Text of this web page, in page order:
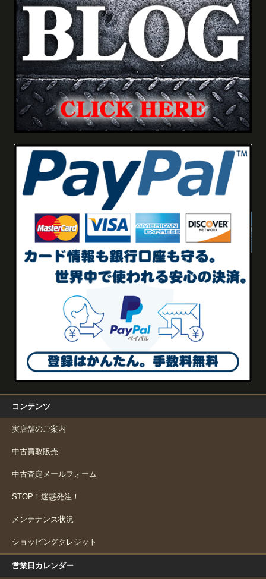
コンテンツ
実店舗のご案内
中古買取販売
中古査定メールフォーム
STOP！迷惑発注！
メンテナンス状況
ショッピングクレジット
営業日カレンダー